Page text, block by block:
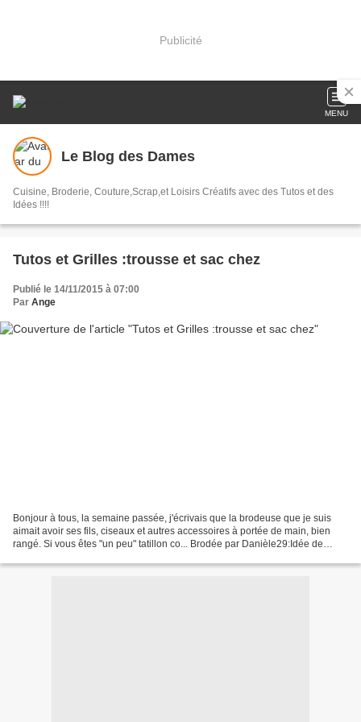
Publicité
MENU
Le Blog des Dames
Cuisine, Broderie, Couture,Scrap,et Loisirs Créatifs avec des Tutos et des
Idées !!!!
Tutos et Grilles :trousse et sac chez
Publié le 14/11/2015 à 07:00
Par Ange
Bonjour à tous, la semaine passée, j'écrivais que la brodeuse que je suis
aimait avoir ses fils, ciseaux et autres accessoires à portée de main, bien
rangé. Si vous êtes "un peu" tatillon co... Brodée par Danièle29:Idée de